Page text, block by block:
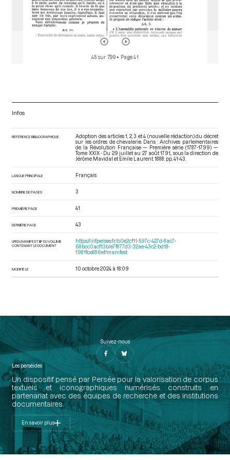
45 sur 799 • Page 41
Infos
RÉFÉRENCE BIBLIOGRAPHIQUE
Adoption des articles 1, 2, 3 et 4 (nouvelle rédaction) du décret
sur les ordres de chevalerie. Dans : Archives parlementaires
de la Révolution Française — Première série (1787-1799) —
Tome XXIX - Du 29 juillet au 27 août 1791.
, sous la direction de
Jérôme Mavidal et Emile Laurent. 1888. pp. 41-43.
LANGUE PRINCIPALE Français
NOMBRE DE PAGES 3
PREMIÈRE PAGE 41
DERNIÈRE PAGE 43
URI DU MANIFEST IIIF DU VOLUME
CONTENANT LE DOCUMENT
https://iiif.persee.fr/b0e2cf11-597c-427d-8ac7-
68bcc0acf13b/e7f877d3-32ae-43c2-bd18-
1981fce886ef/manifest
MODIFIÉ LE 10 octobre 2024 à 18:09
Suivez-nous
Les perséides
Un dispositif pensé par Persée pour la valorisation de corpus
textuels et iconographiques numérisés construits en
partenariat avec des équipes de recherche et des institutions
documentaires.
En savoir plus